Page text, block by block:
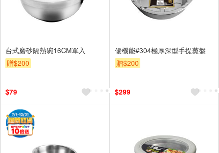
台式磨砂隔熱碗16CM單入
贈$200
$79
優機能#304極厚深型手提蒸盤
贈$200
$299